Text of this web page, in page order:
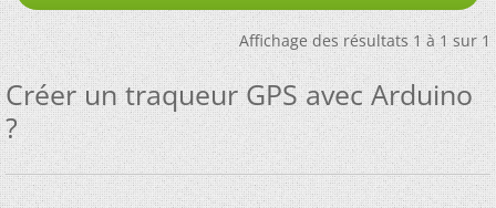
Affichage des résultats 1 à 1 sur 1
Créer un traqueur GPS avec Arduino
?